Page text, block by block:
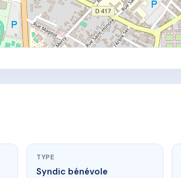
TYPE
Syndic bénévole